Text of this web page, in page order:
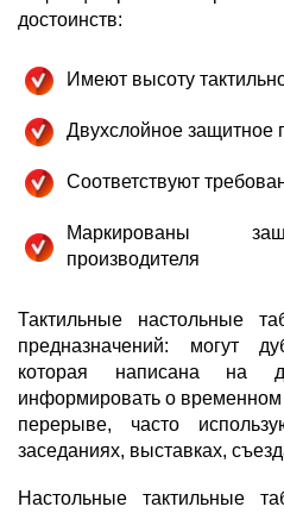
достоинств:
Имеют высоту
Двухслойное защитное
Соответствуют
Маркированы
производителя
Тактильные настольные
предназначений: могут
которая написана на
информировать о
перерыве, часто
заседаниях, выставках,
Настольные тактильные